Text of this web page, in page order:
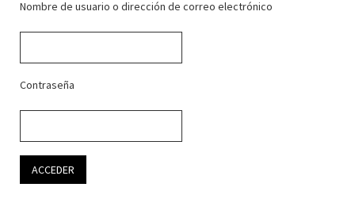
Nombre de usuario o dirección de correo electrónico
Contraseña